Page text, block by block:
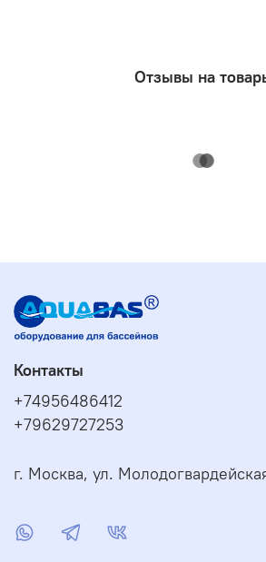
Отзывы на
Контакты
+74956486412
+79629727253
г. Москва, ул.